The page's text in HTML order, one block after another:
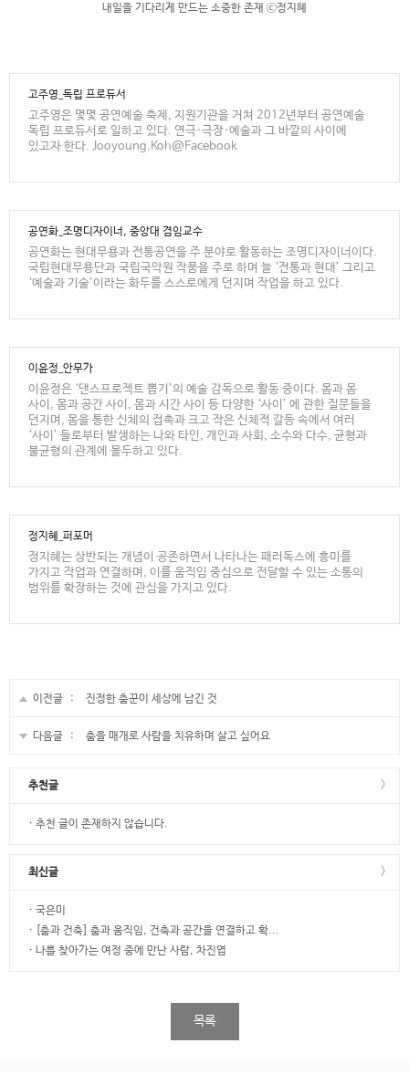
내일을 기다리게 만드는 소중한 존재 ⓒ정지혜
고주영_독립 프로듀서
고주영은 몇몇 공연예술 축제, 지원기관을 거쳐 2012년부터 공연예술
독립 프로듀서로 일하고 있다. 연극·극장·예술과 그 바깥의 사이에
있고자 한다. Jooyoung.Koh@Facebook
공연화_조명디자이너, 중앙대 겸임교수
공연화는 현대무용과 전통공연을 주 분야로 활동하는 조명디자이너이다.
국립현대무용단과 국립국악원 작품을 주로 하며 늘 ‘전통과 현대’ 그리고
‘예술과 기술’이라는 화두를 스스로에게 던지며 작업을 하고 있다.
이윤정_안무가
이윤정은 ‘댄스프로젝트 뽑기’의 예술 감독으로 활동 중이다. 몸과 몸
사이, 몸과 공간 사이, 몸과 시간 사이 등 다양한 ‘사이’ 에 관한 질문들을
던지며, 몸을 통한 신체의 접촉과 크고 작은 신체적 갈등 속에서 여러
‘사이’ 들로부터 발생하는 나와 타인, 개인과 사회, 소수와 다수, 균형과
불균형의 관계에 몰두하고 있다.
정지혜_퍼포머
정지혜는 상반되는 개념이 공존하면서 나타나는 패러독스에 흥미를
가지고 작업과 연결하며, 이를 움직임 중심으로 전달할 수 있는 소통의
범위를 확장하는 것에 관심을 가지고 있다.
이전글 : 진정한 춤꾼이 세상에 남긴 것
다음글 : 춤을 매개로 사람을 치유하며 살고 싶어요
추천글 >
· 추천 글이 존재하지 않습니다.
최신글 >
· 국은미
·
[춤과 건축] 춤과 움직임, 건축과 공간을 연결하고 확...
· 나를 찾아가는 여정 중에 만난 사람, 차진엽
목록